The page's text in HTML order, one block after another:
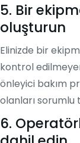
5. Bir
oluşturun
Elinizde bir
kontrol
önleyici bakım
olanları sorumlu
6.